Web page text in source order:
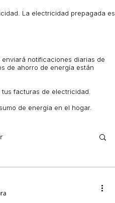
La electricidad prepagada es
notificaciones diarias de
de ahorro de energía están
facturas de electricidad.
de energía en el hogar.